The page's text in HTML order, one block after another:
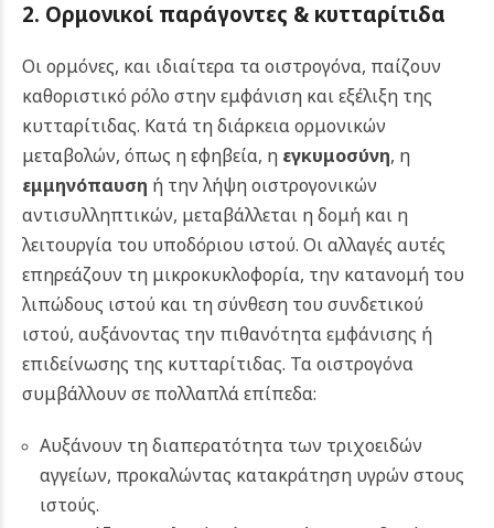
2. Ορμονικοί παράγοντες & κυτταρίτιδα
Οι ορμόνες, και ιδιαίτερα τα οιστρογόνα, παίζουν
καθοριστικό ρόλο στην εμφάνιση και εξέλιξη της
κυτταρίτιδας. Κατά τη διάρκεια ορμονικών
μεταβολών, όπως η εφηβεία, η εγκυμοσύνη, η
εμμηνόπαυση ή την λήψη οιστρογονικών
αντισυλληπτικών, μεταβάλλεται η δομή και η
λειτουργία του υποδόριου ιστού. Οι αλλαγές αυτές
επηρεάζουν τη μικροκυκλοφορία, την κατανομή του
λιπώδους ιστού και τη σύνθεση του συνδετικού
ιστού, αυξάνοντας την πιθανότητα εμφάνισης ή
επιδείνωσης της κυτταρίτιδας. Τα οιστρογόνα
συμβάλλουν σε πολλαπλά επίπεδα:
Αυξάνουν τη διαπερατότητα των τριχοειδών
αγγείων, προκαλώντας κατακράτηση υγρών στους
ιστούς.